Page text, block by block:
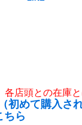
店頭との在庫と
めて購入さ
ちら